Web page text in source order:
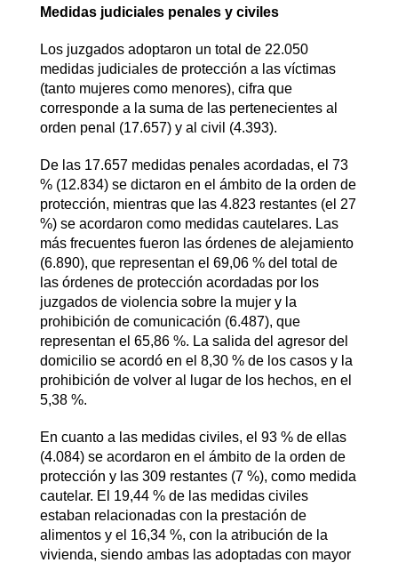
Medidas judiciales penales y civiles
Los juzgados adoptaron un total de 22.050
medidas judiciales de protección a las víctimas
(tanto mujeres como menores), cifra que
corresponde a la suma de las pertenecientes al
orden penal (17.657) y al civil (4.393).
De las 17.657 medidas penales acordadas, el 73
% (12.834) se dictaron en el ámbito de la orden de
protección, mientras que las 4.823 restantes (el 27
%) se acordaron como medidas cautelares. Las
más frecuentes fueron las órdenes de alejamiento
(6.890), que representan el 69,06 % del total de
las órdenes de protección acordadas por los
juzgados de violencia sobre la mujer y la
prohibición de comunicación (6.487), que
representan el 65,86 %. La salida del agresor del
domicilio se acordó en el 8,30 % de los casos y la
prohibición de volver al lugar de los hechos, en el
5,38 %.
En cuanto a las medidas civiles, el 93 % de ellas
(4.084) se acordaron en el ámbito de la orden de
protección y las 309 restantes (7 %), como medida
cautelar. El 19,44 % de las medidas civiles
estaban relacionadas con la prestación de
alimentos y el 16,34 %, con la atribución de la
vivienda, siendo ambas las adoptadas con mayor